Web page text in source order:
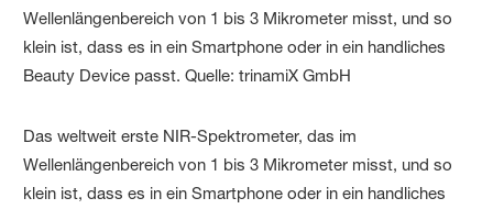
Das weltweit erste NIR-Spektrometer, das im
Wellenlängenbereich von 1 bis 3 Mikrometer misst, und so
klein ist, dass es in ein Smartphone oder in ein handliches